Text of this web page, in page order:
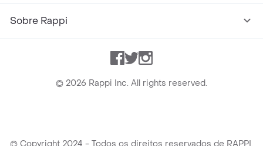
Sobre Rappi
Facebook
TwitterInstagram
© 2026 Rappi Inc. All rights reserved.